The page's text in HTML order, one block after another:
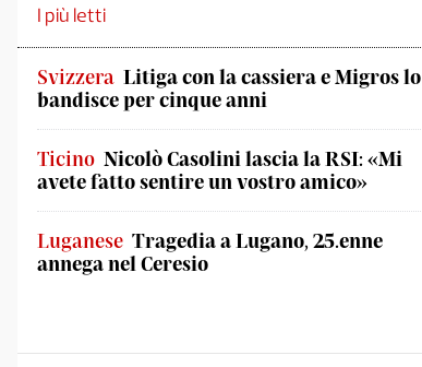
I più letti
Svizzera Litiga con la cassiera e Migros lo
bandisce per cinque anni
Ticino Nicolò Casolini lascia la RSI: «Mi
avete fatto sentire un vostro amico»
Luganese Tragedia a Lugano, 25.enne
annega nel Ceresio